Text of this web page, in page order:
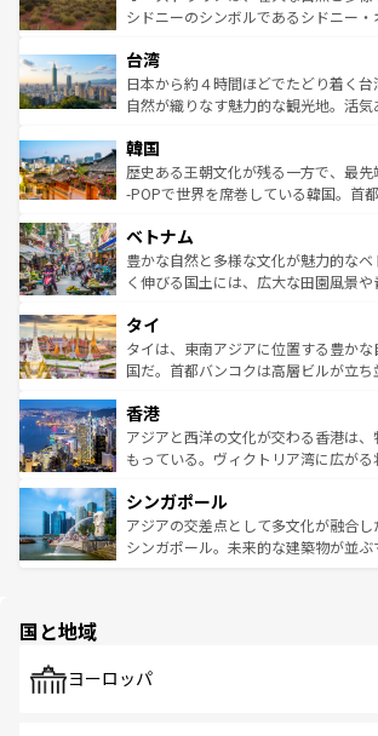
しみながら、その多様性と豊かな歴
ならではの贅沢な旅のスタイルだ。 なお、新着のアメリカ
情報はコンテンツ一覧を参照してほし
おすすめ。エメラルドグリーンに輝
れるおもてなしの心で訪れる人々を迎
人々、おいしいローカルフードやハ
ク、伝統的なフラダンスなど、すべ
ワイを、存分に味わってほしい。 なお、新着のハワイ情報
はコンテンツ一覧を参照してほしい。
シドニーのシンボルであるシドニー
リアリーフや大陸中央部にそびえるウ
ク）、タスマニアの美しい原生林や
ど、見どころがたくさん。また、カ
いる。アクティビティも充実しており
ビング、ハイキングなど、アウトドア
い。オーストラリアの多彩な魅力を
参照してほしい。
台湾
日本から約４時間ほどでたどり着く
自然が織りなす魅力的な観光地。活
ン）、静ひつな山岳地帯である台湾東
と山間の静けさが共存しており、訪
驚きをもたらしてくれる。また、奥
容にもいいと評判のスイーツなど、バ
が味わえる。 なお、新着の台湾情報は
照してほしい。
韓国
歴史ある王朝文化が残る一方で、最
-POPで世界を席巻している韓国。首
き、地方に足を延ばせば四季折々の自
できる。そして、キムチや焼肉、絶
まで、さまざまな韓国料理が待って
リティに包まれながら、韓国の多彩な
わってみてほしい。 なお、新着
覧を参照してほしい。
ベトナム
豊かな自然と多様な文化が魅力的な
く伸びる国土には、広大な田園風景
急速な発展と共に伝統が息づく。ハノ
ーチミン市のフランス統治時代の建物
醸し出している。また、バラエティ
とつ。フォーやバインミー、ベトナム
ひ現地で味わいたい。どの地域を訪
が旅行者を迎えてくれるので、きっ
参照してほしい。
タイ
タイは、東南アジアに位置する豊かな
国だ。首都バンコクは高層ビルが立
の活気が交差している。北部ではチェ
帯で自然と触れ合い、南部ではプー
いビーチでリゾート気分を楽しむこ
激する。気候は一年中温暖で、どの季
が待っている。親しみやすいタイの
た文化、そして多様な観光資源が、
香港
アジアと西洋の文化が交わる香港は
もっている。ヴィクトリア湾に広が
み、どこを訪れても感動するはず。観
ており、効率よく見どころを回れる
うな絶景から文化的な体験まで、香
シンガポール
アジアの交差点として多文化が融合
シンガポール。未来的な建築物が並
で、ホーカーズは地元の風情を楽しめ
国と地域
ヨーロッパ